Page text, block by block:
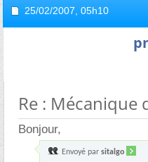
25/02/2007, 05h10
Re : Mécanique
Bonjour,
Envoyé par sitalgo